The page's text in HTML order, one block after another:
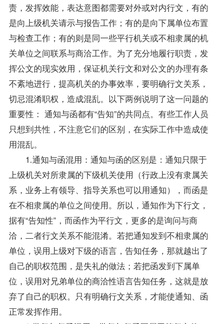
责，发挥效能，表达意图都需要对外或对内行文，有的
是向上级机关请示与报告工作；有的是向下属单位布置
与检查工作；有的则是同一些平行机关或不相隶属的机
关单位之间联系与商洽工作。为了充分地履行职责，发
挥公文的现实效用，保证机关行文和对公文的办理有条
不紊地进行，提高机关的办事效率，要明确行文关系，
切忌混淆职权，造成混乱。以下两例说明了这一问题的
重要性： 通知与函都有“告知”的共同点。有些工作人员
只想到共性，不注意它们的区别，在实际工作中造成使
用混乱。
1.通知与函混用：通知与函的区别是：通知只限于
上级机关对所隶属的下级机关使用（行政上没有隶属关
系，业务上有领导、 指导关系也可以用通知），而函是
在不相隶属的单位之间使用。所以，通知作为下行文，
据有“告知性”，而函作为平行文，更多的是询问与商
洽，二者行文关系不能混淆。若把通知发到不相隶属的
单位，误用上级对下级的语言，告知任务，那就越出了
自己的职权范围，是失礼的做法；若把函发到下属单
位，误用对兄弟单位的商洽性语言告知任务，这就是放
弃了自己的职权。只有明确行文关系，才能使通知、函
正常发挥作用。